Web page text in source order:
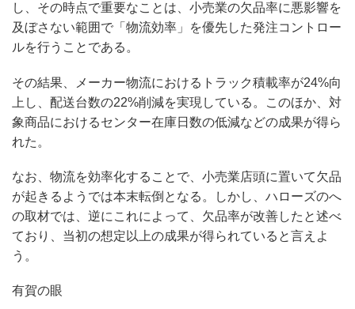
し、その時点で重要なことは、小売業の欠品率に悪影響を
及ぼさない範囲で「物流効率」を優先した発注コントロー
ルを行うことである。
その結果、メーカー物流におけるトラック積載率が24%向
上し、配送台数の22%削減を実現している。このほか、対
象商品におけるセンター在庫日数の低減などの成果が得ら
れた。
なお、物流を効率化することで、小売業店頭に置いて欠品
が起きるようでは本末転倒となる。しかし、ハローズのへ
の取材では、逆にこれによって、欠品率が改善したと述べ
ており、当初の想定以上の成果が得られていると言えよ
う。
有賀の眼